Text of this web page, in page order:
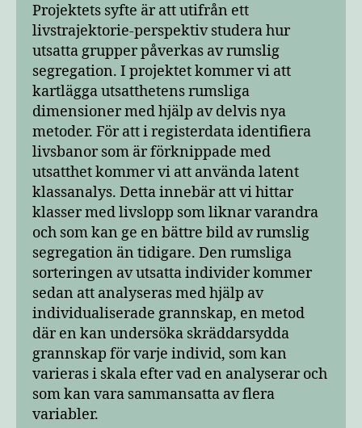
Projektets syfte är att utifrån ett
livstrajektorie-perspektiv studera hur
utsatta grupper påverkas av rumslig
segregation. I projektet kommer vi att
kartlägga utsatthetens rumsliga
dimensioner med hjälp av delvis nya
metoder. För att i registerdata identifiera
livsbanor som är förknippade med
utsatthet kommer vi att använda latent
klassanalys. Detta innebär att vi hittar
klasser med livslopp som liknar varandra
och som kan ge en bättre bild av rumslig
segregation än tidigare. Den rumsliga
sorteringen av utsatta individer kommer
sedan att analyseras med hjälp av
individualiserade grannskap, en metod
där en kan undersöka skräddarsydda
grannskap för varje individ, som kan
varieras i skala efter vad en analyserar och
som kan vara sammansatta av flera
variabler.